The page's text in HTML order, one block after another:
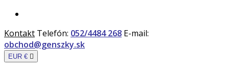
Kontakt Telefón: 052/4484 268 E-mail:
obchod@genszky.sk
EUR € 